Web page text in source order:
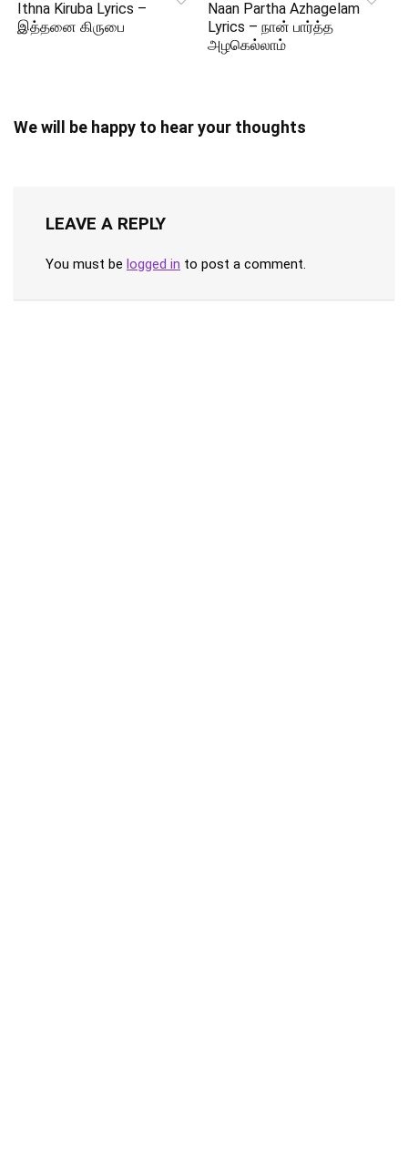
Ithna Kiruba Lyrics –
இத்தனை கிருபை
Naan Partha Azhagelam
Lyrics – நான் பார்த்த
அழகெல்லாம்
We will be happy to hear your thoughts
LEAVE A REPLY
You must be logged in to post a comment.